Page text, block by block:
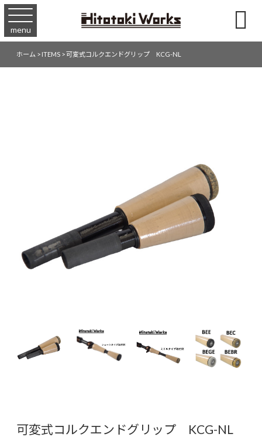
menu 
ホーム>ITEMS>可変式コルクエンドグリップ KCG-NL
可変式コルクエンドグリップ KCG-NL